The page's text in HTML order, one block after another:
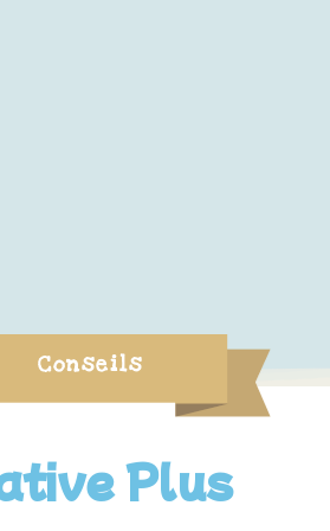
Conseils
Plus